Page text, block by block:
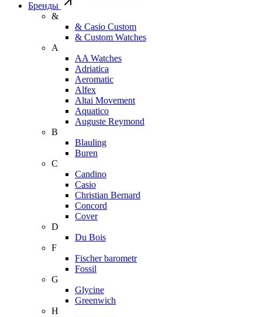
Бренды
&
& Casio Custom
& Custom Watches
A
AA Watches
Adriatica
Aeromatic
Alfex
Altai Movement
Aquatico
Auguste Reymond
B
Blauling
Buren
C
Candino
Casio
Christian Bernard
Concord
Cover
D
Du Bois
F
Fischer barometr
Fossil
G
Glycine
Greenwich
H